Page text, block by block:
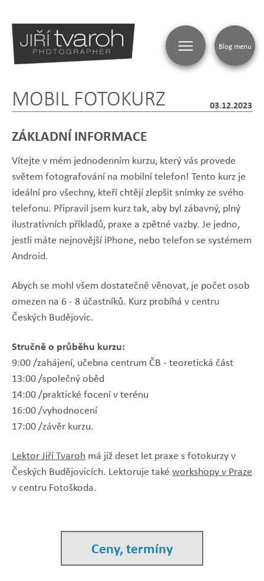
MOBIL FOTOKURZ 03.12.2023
ZÁKLADNÍ INFORMACE
Vítejte v mém jednodenním kurzu, který vás provede
světem fotografování na mobilní telefon! Tento kurz je
ideální pro všechny, kteří chtějí zlepšit snímky ze svého
telefonu. Připravil jsem kurz tak, aby byl zábavný, plný
ilustrativních příkladů, praxe a zpětné vazby. Je jedno,
jestli máte nejnovější iPhone, nebo telefon se systémem
Android.
Abych se mohl všem dostatečně věnovat, je počet osob
omezen na 6 - 8 účastníků. Kurz probíhá v centru
Českých Budějovic.
Stručně o průběhu kurzu:
9:00 /zahájení, učebna centrum ČB - teoretická část
13:00 /společný oběd
14:00 /praktické focení v terénu
16:00 /vyhodnocení
17:00 /závěr kurzu.
Lektor Jiří Tvaroh má již deset let praxe s fotokurzy v
Českých Budějovicích. Lektoruje také workshopy v Praze
v centru Fotoškoda.
Ceny, termíny
Blog menu